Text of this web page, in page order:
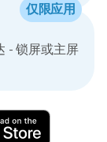
- 锁屏或主屏
仅限应用